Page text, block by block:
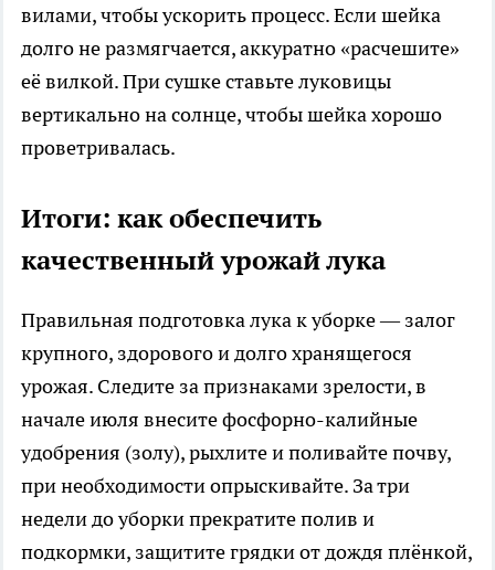
вилами, чтобы ускорить процесс. Если шейка
долго не размягчается, аккуратно «расчешите»
её вилкой. При сушке ставьте луковицы
вертикально на солнце, чтобы шейка хорошо
проветривалась.
Итоги: как обеспечить
качественный урожай лука
Правильная подготовка лука к уборке — залог
крупного, здорового и долго хранящегося
урожая. Следите за признаками зрелости, в
начале июля внесите фосфорно-калийные
удобрения (золу), рыхлите и поливайте почву,
при необходимости опрыскивайте. За три
недели до уборки прекратите полив и
подкормки, защитите грядки от дождя плёнкой,